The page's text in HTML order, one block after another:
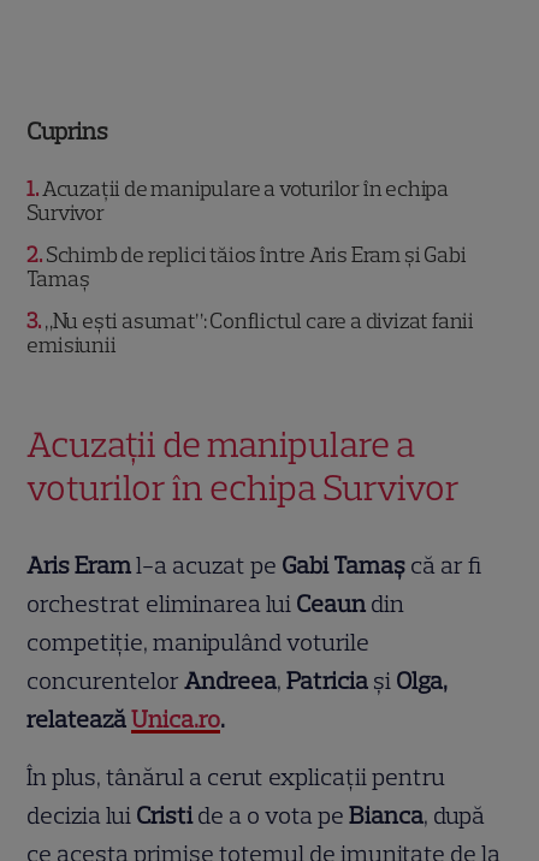
Cuprins
1 Acuzații de manipulare a voturilor în echipa
Survivor
2 Schimb de replici tăios între Aris Eram și Gabi
Tamaș
3 „Nu ești asumat”: Conflictul care a divizat fanii
emisiunii
Acuzații de manipulare a
voturilor în echipa Survivor
Aris Eraml-a acuzat pe Gabi Tamaș că ar fi
orchestrat eliminarea lui Ceaun din
competiție, manipulând voturile
concurentelorAndreea,Patricia și Olga,
relateazăUnica.ro.
În plus, tânărul a cerut explicații pentru
decizia lui Cristide a o vota peBianca, după
ce acesta primise totemul de imunitate de la